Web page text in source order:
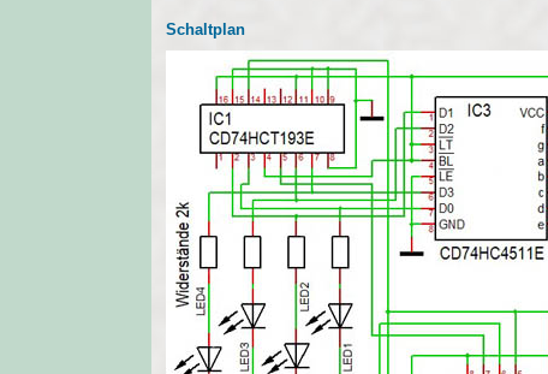
Schaltplan